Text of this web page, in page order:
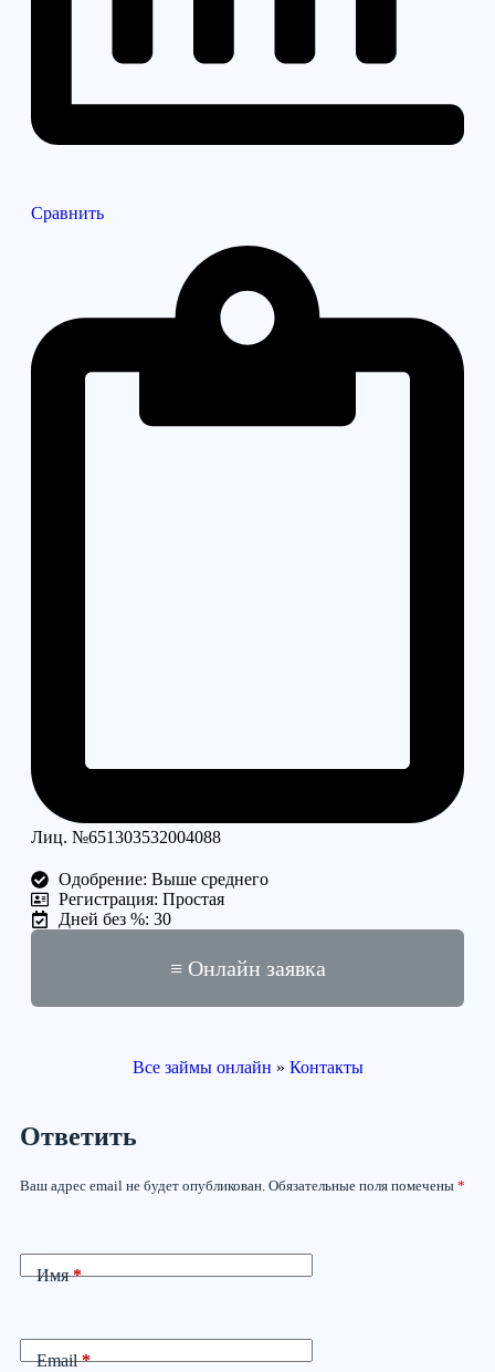
Сравнить
Лиц. №651303532004088
Одобрение: Выше среднего
Регистрация: Простая
Дней без %: 30
≡ Онлайн заявка
Все займы онлайн » Контакты
Ответить
Ваш адрес email не будет опубликован. Обязательные поля помечены *
Имя*
Email*